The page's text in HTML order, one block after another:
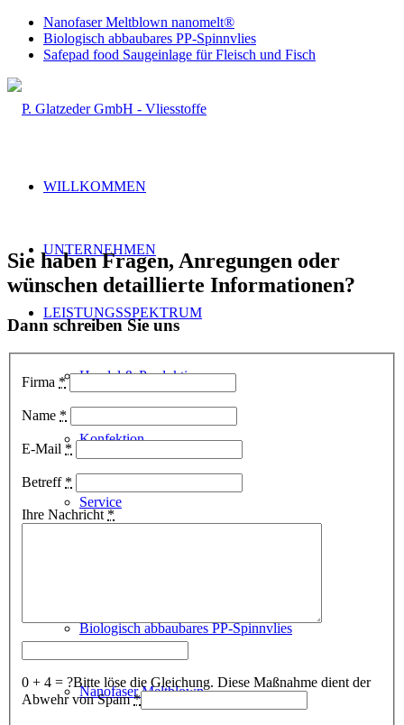
Nanofaser Meltblown nanomelt®
Biologisch abbaubares PP-Spinnvlies
Safepad food Saugeinlage für Fleisch und Fisch
WILLKOMMEN
UNTERNEHMEN
LEISTUNGSSPEKTRUM
Handel & Produktion
Konfektion
Service
Biologisch abbaubares PP-Spinnvlies
Nanofaser Meltblown
Sie haben Fragen, Anregungen oder
wünschen detaillierte Informationen?
Dann schreiben Sie uns
Firma *
Name *
E-Mail *
Betreff *
Ihre Nachricht *
0 + 4 = ?Bitte löse die Gleichung. Diese Maßnahme dient der
Abwehr von Spam*